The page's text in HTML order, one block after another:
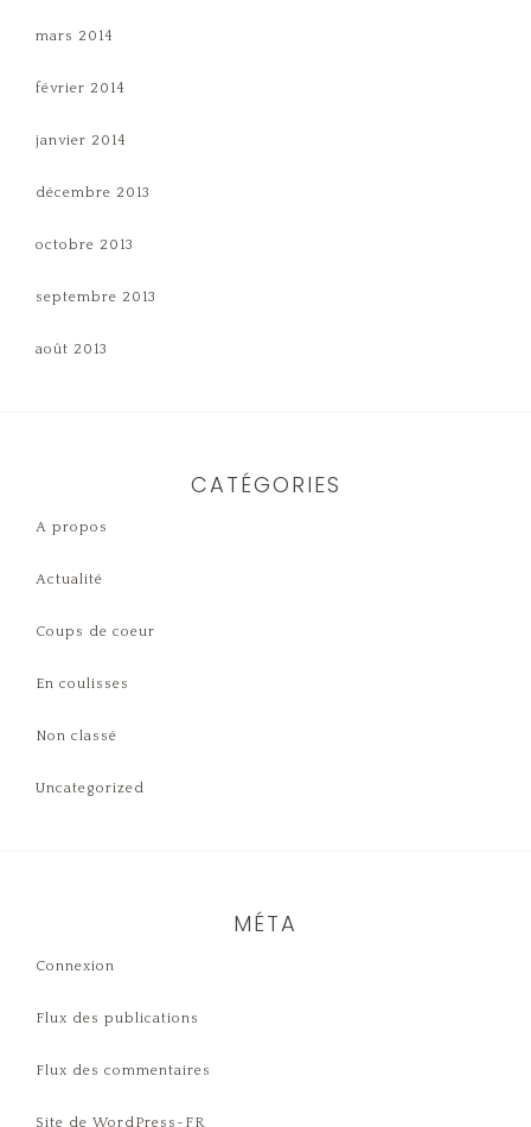
mars 2014
février 2014
janvier 2014
décembre 2013
octobre 2013
septembre 2013
août 2013
CATÉGORIES
A propos
Actualité
Coups de coeur
En coulisses
Non classé
Uncategorized
MÉTA
Connexion
Flux des publications
Flux des commentaires
Site de WordPress-FR